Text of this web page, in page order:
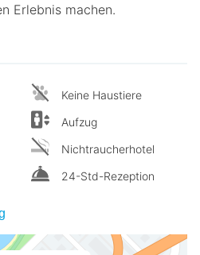
Erlebnis machen.
Keine Haustiere
Aufzug
Nichtraucherhotel
24-Std-Rezeption